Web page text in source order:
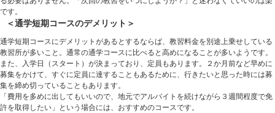
です。
＜通学短期コースのデメリット＞
通学短期コースにデメリットがあるとするならば、教習料金を別途上乗せしている
教習所が多いこと。通常の通学コースに比べると高めになることが多いようです。
また、入学日（スタート）が決まっており、定員もあります。２か月前など早めに
募集をかけて、すぐに定員に達することもあるために、行きたいと思った時には募
集を締め切っていることもあります。
「費用を多めに出してもいいので、地元でアルバイトを続けながら３週間程度で免
許を取得したい」という場合には、おすすめのコースです。